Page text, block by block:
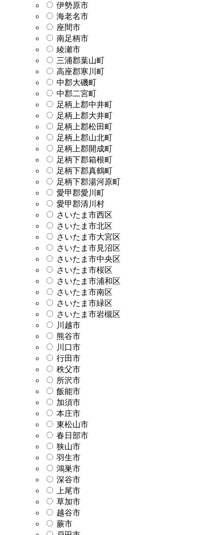
伊勢原市
海老名市
座間市
南足柄市
綾瀬市
三浦郡葉山町
高座郡寒川町
中郡大磯町
中郡二宮町
足柄上郡中井町
足柄上郡大井町
足柄上郡松田町
足柄上郡山北町
足柄上郡開成町
足柄下郡箱根町
足柄下郡真鶴町
足柄下郡湯河原町
愛甲郡愛川町
愛甲郡清川村
さいたま市西区
さいたま市北区
さいたま市大宮区
さいたま市見沼区
さいたま市中央区
さいたま市桜区
さいたま市浦和区
さいたま市南区
さいたま市緑区
さいたま市岩槻区
川越市
熊谷市
川口市
行田市
秩父市
所沢市
飯能市
加須市
本庄市
東松山市
春日部市
狭山市
羽生市
鴻巣市
深谷市
上尾市
草加市
越谷市
蕨市